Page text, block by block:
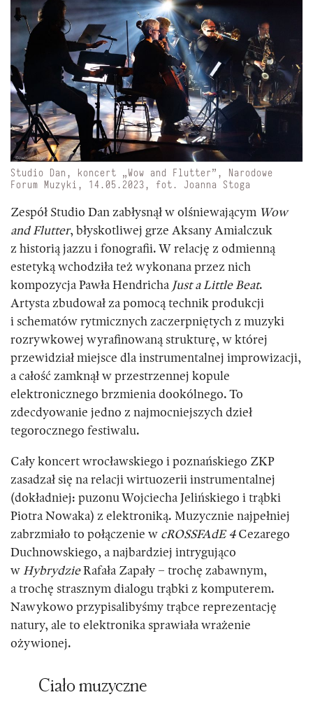
Studio Dan, koncert „Wow and Flutter”, Narodowe
Forum Muzyki, 14.05.2023, fot. Joanna Stoga
Zespół Studio Dan zabłysnął w olśniewającym Wow
and Flutter, błyskotliwej grze Aksany Amialczuk
z historią jazzu i fonografii. W relację z odmienną
estetyką wchodziła też wykonana przez nich
kompozycja Pawła Hendricha Just a Little Beat.
Artysta zbudował za pomocą technik produkcji
i schematów rytmicznych zaczerpniętych z muzyki
rozrywkowej wyrafinowaną strukturę, w której
przewidział miejsce dla instrumentalnej improwizacji,
a całość zamknął w przestrzennej kopule
elektronicznego brzmienia dookólnego. To
zdecdyowanie jedno z najmocniejszych dzieł
tegorocznego festiwalu.
Cały koncert wrocławskiego i poznańskiego ZKP
zasadzał się na relacji wirtuozerii instrumentalnej
(dokładniej: puzonu Wojciecha Jelińskiego i trąbki
Piotra Nowaka) z elektroniką. Muzycznie najpełniej
zabrzmiało to połączenie w cROSSFAdE 4Cezarego
Duchnowskiego, a najbardziej intrygująco
w HybrydzieRafała Zapały – trochę zabawnym,
a trochę strasznym dialogu trąbki z komputerem.
Nawykowo przypisalibyśmy trąbce reprezentację
natury, ale to elektronika sprawiała wrażenie
ożywionej.
Ciało muzyczne